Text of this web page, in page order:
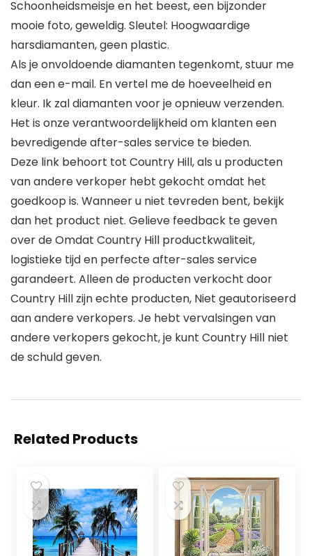
Schoonheidsmeisje en het beest, een bijzonder
mooie foto, geweldig. Sleutel: Hoogwaardige
harsdiamanten, geen plastic.
Als je onvoldoende diamanten tegenkomt, stuur me
dan een e-mail. En vertel me de hoeveelheid en
kleur. Ik zal diamanten voor je opnieuw verzenden.
Het is onze verantwoordelijkheid om klanten een
bevredigende after-sales service te bieden.
Deze link behoort tot Country Hill, als u producten
van andere verkoper hebt gekocht omdat het
goedkoop is. Wanneer u niet tevreden bent, bekijk
dan het product niet. Gelieve feedback te geven
over de Omdat Country Hill productkwaliteit,
logistieke tijd en perfecte after-sales service
garandeert. Alleen de producten verkocht door
Country Hill zijn echte producten, Niet geautoriseerd
aan andere verkopers. Je hebt vervalsingen van
andere verkopers gekocht, je kunt Country Hill niet
de schuld geven.
Related Products